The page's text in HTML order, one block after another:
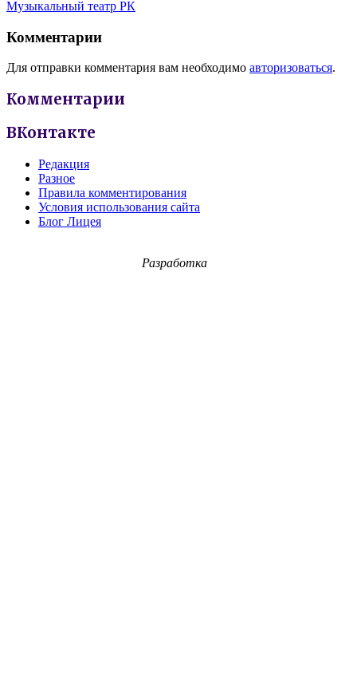
Музыкальный театр РК
Комментарии
Для отправки комментария вам необходимо авторизоваться.
Комментарии
ВКонтакте
Редакция
Разное
Правила комментирования
Условия использования сайта
Блог Лицея
Разработка